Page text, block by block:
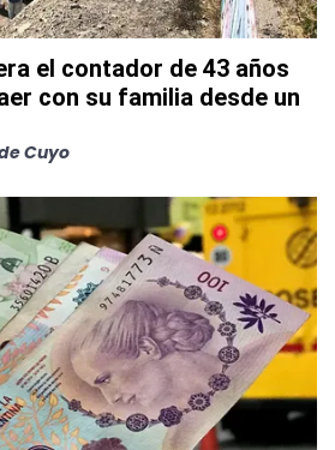
el contador de 43 años
con su familia desde un
Cuyo